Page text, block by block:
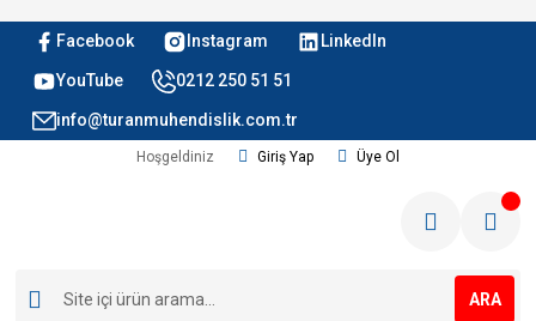
Facebook Instagram LinkedIn
YouTube 0212 250 51 51
info@turanmuhendislik.com.tr
Hoşgeldiniz Giriş Yap Üye Ol
ARA